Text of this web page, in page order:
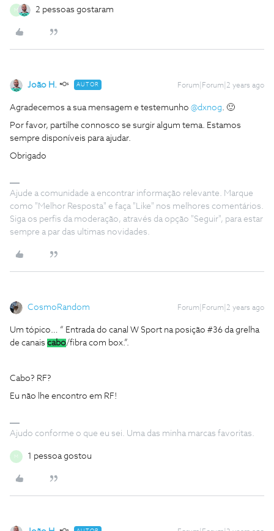
M 2 pessoas gostaram
João H. AUTOR Forum|Forum|2 years ago
Agradecemos a sua mensagem e testemunho @dxnog. 🙂
Por favor, partilhe connosco se surgir algum tema. Estamos
sempre disponíveis para ajudar.
Obrigado
Ajude a comunidade a encontrar informação relevante. Marque
como "Melhor Resposta" e faça "Like" nos melhores comentários.
Siga os perfis da moderação, através da opção "Seguir", para estar
sempre a par das ultimas novidades.
CosmoRandom Forum|Forum|2 years ago
Um tópico… “ Entrada do canal W Sport na posição #36 da grelha
de canais cabo/fibra com box.”.
Cabo? RF?
Eu não lhe encontro em RF!
Ajudo conforme o que eu sei. Uma das minha marcas favoritas.
M 1 pessoa gostou